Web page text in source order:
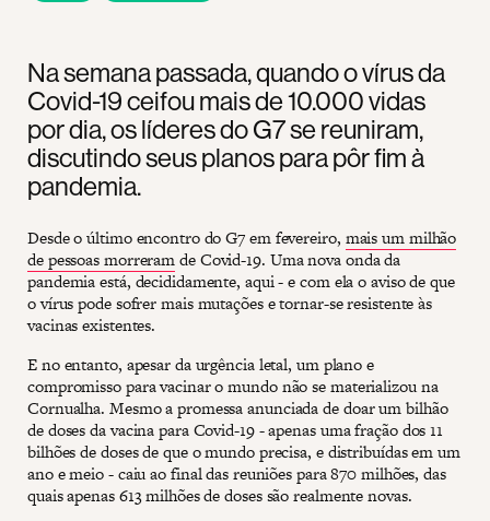
Na semana passada, quando o vírus da
Covid-19 ceifou mais de 10.000 vidas
por dia, os líderes do G7 se reuniram,
discutindo seus planos para pôr fim à
pandemia.
Desde o último encontro do G7 em fevereiro, mais um milhão
de pessoas morreramde Covid-19. Uma nova onda da
pandemia está, decididamente, aqui - e com ela o aviso de que
o vírus pode sofrer mais mutações e tornar-se resistente às
vacinas existentes.
E no entanto, apesar da urgência letal, um plano e
compromisso para vacinar o mundo não se materializou na
Cornualha. Mesmo a promessa anunciada de doar um bilhão
de doses da vacina para Covid-19 - apenas uma fração dos 11
bilhões de doses de que o mundo precisa, e distribuídas em um
ano e meio - caiu ao final das reuniões para 870 milhões, das
quais apenas 613 milhões de doses são realmente novas.